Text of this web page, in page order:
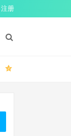
注册